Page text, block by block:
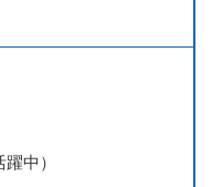
入籍予定のパートナ
目・入社後に結婚。
中）